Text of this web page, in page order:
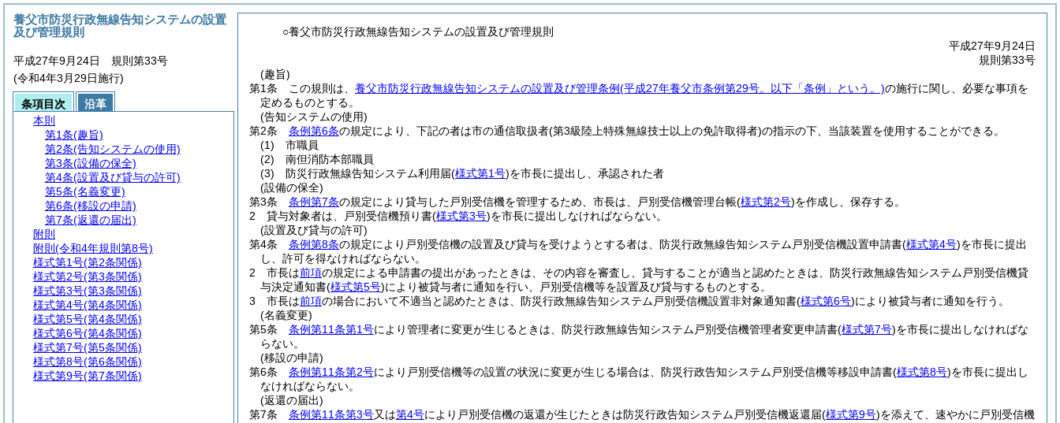
○養父市防災行政無線告知システムの設置及び管理規則
平成27年9月24日
規則第33号
(趣旨)
第1条
この規則は、 養父市防災行政無線告知システムの設置及び管理条例(平成27年養父市条例第29号。以下「条例」という。)の施行に関し、必要な事項を
定めるものとする。
(告知システムの使用)
第2条
条例第6条の規定により、下記の者は市の通信取扱者(第3級陸上特殊無線技士以上の免許取得者)の指示の下、当該装置を使用することができる。
(1)
市職員
(2)
南但消防本部職員
(3)
防災行政無線告知システム利用届(様式第1号)を市長に提出し、承認された者
(設備の保全)
第3条
条例第7条の規定により貸与した戸別受信機を管理するため、市長は、戸別受信機管理台帳(様式第2号)を作成し、保存する。
2
貸与対象者は、戸別受信機預り書(様式第3号)を市長に提出しなければならない。
(設置及び貸与の許可)
第4条
条例第8条の規定により戸別受信機の設置及び貸与を受けようとする者は、防災行政無線告知システム戸別受信機設置申請書(様式第4号)を市長に提出
し、許可を得なければならない。
2
市長は前項の規定による申請書の提出があったときは、その内容を審査し、貸与することが適当と認めたときは、防災行政無線告知システム戸別受信機貸
与決定通知書(様式第5号)により被貸与者に通知を行い、戸別受信機等を設置及び貸与するものとする。
3
市長は前項の場合において不適当と認めたときは、防災行政無線告知システム戸別受信機設置非対象通知書(様式第6号)により被貸与者に通知を行う。
(名義変更)
第5条
条例第11条第1号により管理者に変更が生じるときは、防災行政無線告知システム戸別受信機管理者変更申請書(様式第7号)を市長に提出しなければな
らない。
(移設の申請)
第6条
条例第11条第2号により戸別受信機等の設置の状況に変更が生じる場合は、防災行政告知システム戸別受信機等移設申請書(様式第8号)を市長に提出し
なければならない。
(返還の届出)
第7条
条例第11条第3号又は第4号により戸別受信機の返還が生じたときは防災行政告知システム戸別受信機返還届(様式第9号)を添えて、速やかに戸別受信機
養父市防災行政無線告知システムの設置
及び管理規則
平成27年9月24日 規則第33号
(令和4年3月29日施行)
条項目次
沿革
本則
第1条(趣旨)
第2条(告知システムの使用)
第3条(設備の保全)
第4条(設置及び貸与の許可)
第5条(名義変更)
第6条(移設の申請)
第7条(返還の届出)
附則
附則 (令和4年規則第8号)
様式第1号(第2条関係)
様式第2号(第3条関係)
様式第3号(第3条関係)
様式第4号(第4条関係)
様式第5号(第4条関係)
様式第6号(第4条関係)
様式第7号(第5条関係)
様式第8号(第6条関係)
様式第9号(第7条関係)